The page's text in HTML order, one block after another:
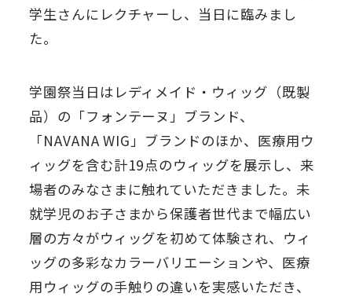
学生さんにレクチャーし、当日に臨みまし
た。
学園祭当日はレディメイド・ウィッグ（既製
品）の「フォンテーヌ」ブランド、
「NAVANA WIG」ブランドのほか、医療用ウ
ィッグを含む計19点のウィッグを展示し、来
場者のみなさまに触れていただきました。未
就学児のお子さまから保護者世代まで幅広い
層の方々がウィッグを初めて体験され、ウィ
ッグの多彩なカラーバリエーションや、医療
用ウィッグの手触りの違いを実感いただき、